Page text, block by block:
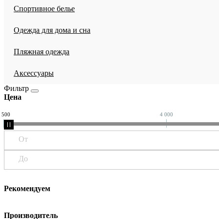
Спортивное белье
Одежда для дома и сна
Пляжная одежда
Аксессуары
Фильтр
Цена
500 4 000
От
До
Рекомендуем
Производитель